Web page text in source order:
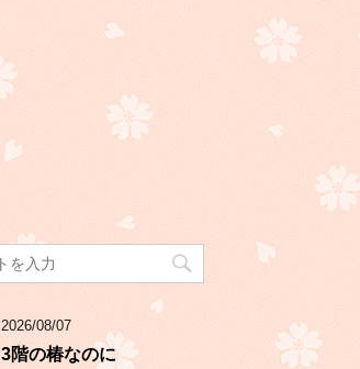
2026/08/07
3階の椿なのに